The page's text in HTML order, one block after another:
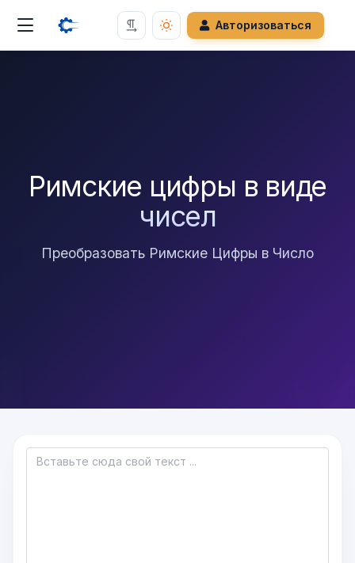
Авторизоваться
Римские цифры в виде
чисел
Преобразовать Римские Цифры в Число